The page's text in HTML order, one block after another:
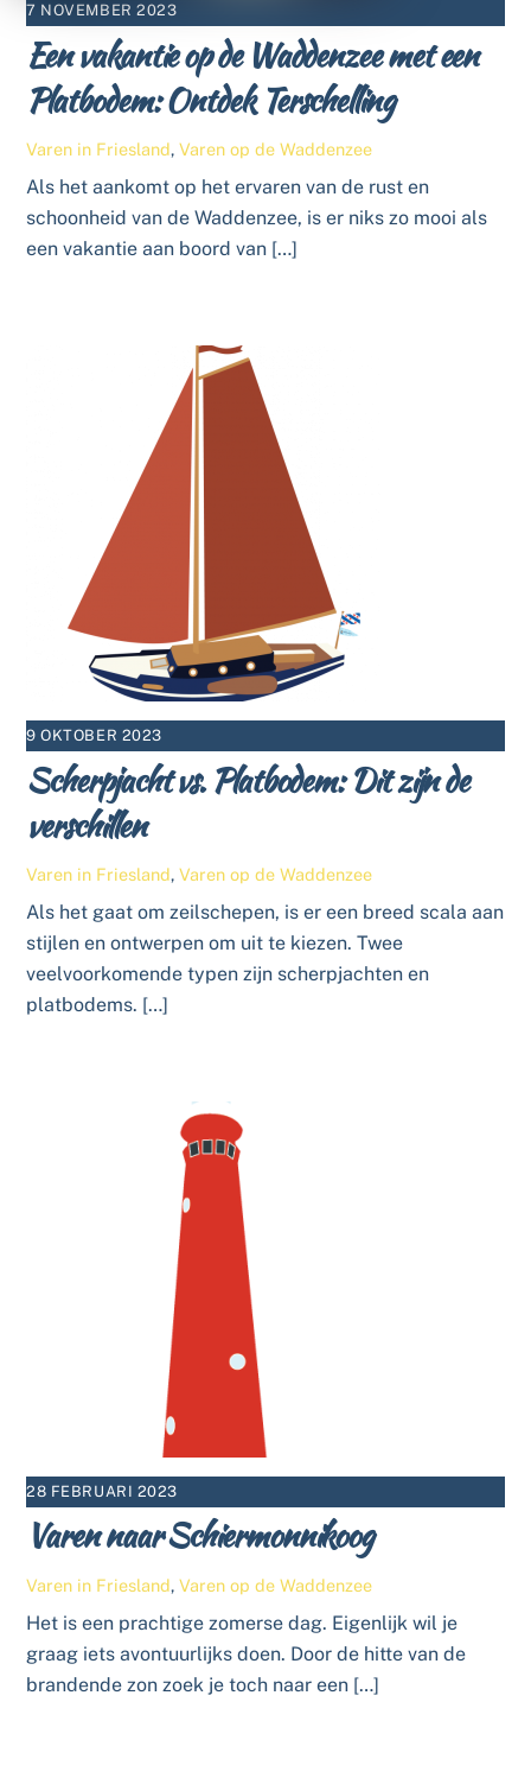
7 NOVEMBER 2023
Een vakantie op de Waddenzee met een
Platbodem: Ontdek Terschelling
Varen in Friesland,Varen op de Waddenzee
Als het aankomt op het ervaren van de rust en
schoonheid van de Waddenzee, is er niks zo mooi als
een vakantie aan boord van […]
9 OKTOBER 2023
Scherpjacht vs. Platbodem: Dit zijn de
verschillen
Varen in Friesland,Varen op de Waddenzee
Als het gaat om zeilschepen, is er een breed scala aan
stijlen en ontwerpen om uit te kiezen. Twee
veelvoorkomende typen zijn scherpjachten en
platbodems. […]
28 FEBRUARI 2023
Varen naar Schiermonnikoog
Varen in Friesland,Varen op de Waddenzee
Het is een prachtige zomerse dag. Eigenlijk wil je
graag iets avontuurlijks doen. Door de hitte van de
brandende zon zoek je toch naar een […]